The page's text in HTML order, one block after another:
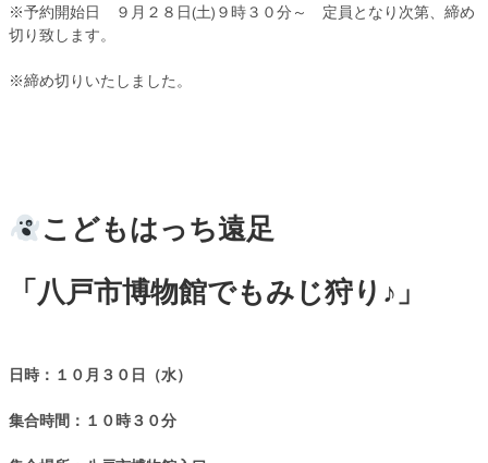
※予約開始日 ９月２８日(土)９時３０分～ 定員となり次第、締め
切り致します。
※締め切りいたしました。
こどもはっち遠足
「八戸市博物館でもみじ狩り♪」
日時：１０月３０日（水）
集合時間：１０時３０分